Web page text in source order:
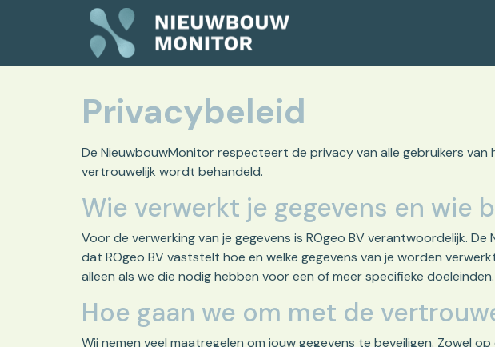
Privacybeleid
De NieuwbouwMonitor respecteert de privacy van alle gebruikers
vertrouwelijk wordt behandeld.
Wie verwerkt je gegevens en wie
Voor de verwerking van je gegevens is ROgeo BV verantwoordelijk.
dat ROgeo BV vaststelt hoe en welke gegevens van je worden
alleen als we die nodig hebben voor een of meer specifieke
Hoe gaan we om met de
Wij nemen veel maatregelen om jouw gegevens te beveiligen. Zowel